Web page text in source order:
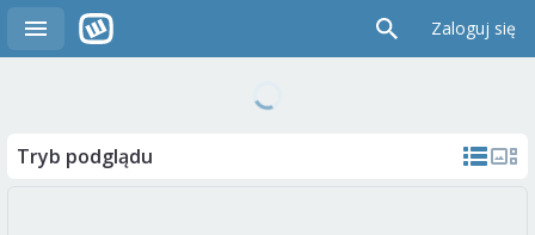
Zaloguj się
Tryb podglądu